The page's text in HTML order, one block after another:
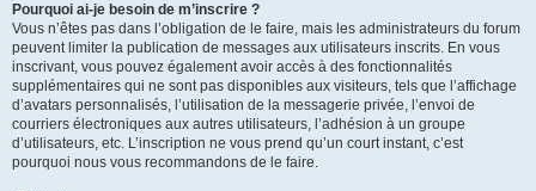
Pourquoi ai-je besoin de m’inscrire ?
Vous n’êtes pas dans l’obligation de le faire, mais les administrateurs du forum
peuvent limiter la publication de messages aux utilisateurs inscrits. En vous
inscrivant, vous pouvez également avoir accès à des fonctionnalités
supplémentaires qui ne sont pas disponibles aux visiteurs, tels que l’affichage
d’avatars personnalisés, l’utilisation de la messagerie privée, l’envoi de
courriers électroniques aux autres utilisateurs, l’adhésion à un groupe
d’utilisateurs, etc. L’inscription ne vous prend qu’un court instant, c’est
pourquoi nous vous recommandons de le faire.